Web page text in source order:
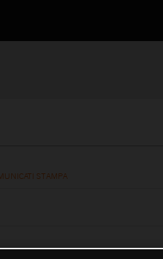
STAMPA